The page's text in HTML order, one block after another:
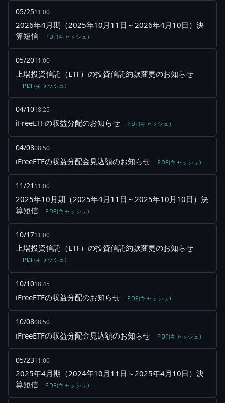
05/2511:00
2026年4月期（2025年10月11日～2026年4月10日）決
算短信
PDF(キャッシュ)
05/2011:00
上場投資信託（ETF）の投資信託約款変更のお知らせ
PDF(キャッシュ)
04/1018:25
iFreeETFの収益分配のお知らせ PDF(キャッシュ)
04/0808:50
iFreeETFの収益分配金見込額のお知らせ PDF(キャッシュ)
11/21 11:00
2025年10月期（2025年4月11日～2025年10月10日）決
算短信
PDF(キャッシュ)
10/1711:00
上場投資信託（ETF）の投資信託約款変更のお知らせ
PDF(キャッシュ)
10/1018:45
iFreeETFの収益分配のお知らせ PDF(キャッシュ)
10/0808:50
iFreeETFの収益分配金見込額のお知らせ PDF(キャッシュ)
05/2311:00
2025年4月期（2024年10月11日～2025年4月10日）決
算短信
PDF(キャッシュ)